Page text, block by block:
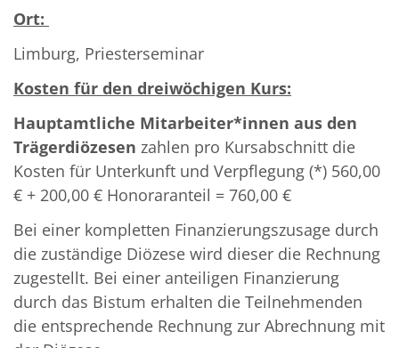
Ort:
Limburg, Priesterseminar
Kosten für den dreiwöchigen Kurs:
Hauptamtliche Mitarbeiter*innen aus den
Trägerdiözesen zahlen pro Kursabschnitt die
Kosten für Unterkunft und Verpflegung (*) 560,00
€ + 200,00 € Honoraranteil = 760,00 €
Bei einer kompletten Finanzierungszusage durch
die zuständige Diözese wird dieser die Rechnung
zugestellt. Bei einer anteiligen Finanzierung
durch das Bistum erhalten die Teilnehmenden
die entsprechende Rechnung zur Abrechnung mit